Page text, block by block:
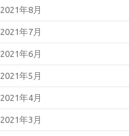
2021年8月
2021年7月
2021年6月
2021年5月
2021年4月
2021年3月